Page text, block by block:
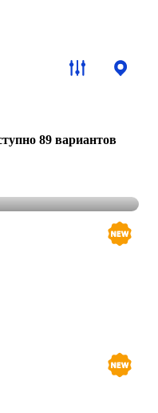
89 вариантов